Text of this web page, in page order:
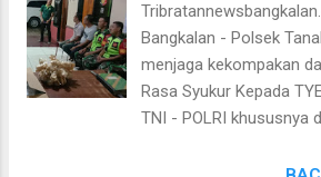
dengan kegiatan ini
terlindungi karena
ditengah-tengah
Bangkalan AKBP Rama
M.Si, M.H. ( Hms TB)
Bangkalan - Polsek
menjaga kekompakan
Rasa Syukur Kepada
TNI - POLRI khususnya
Melaksanakan Patroli